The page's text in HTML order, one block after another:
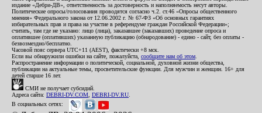
издание «Дебри-ДВ», ответственность за достоверность и наполняемость несут авторы.
Политические опросы/голосования проводятся согласно ч.2. ст.46 «Опросы общественного
мнения» Федерального закона от 12.06.2002 г. № 67-ФЗ «Об основных гарантиях
избирательных прав и права на участие в референдуме граждан Российской Федерации»;
считать, там где не указано: лицо (лица), заказавшее (заказавших) проведение опроса и
оплатившее (оплативших) указанную публикацию (обнародование) - едино - сайт, без оплаты -
безвозмездно/бесплатно.
Часовой пояс сервера UTC+11 (AEST), фактически +8 мск.
Если вы обнаружили ошибки на сайте, пожалуйста, сообщите нам об этом
Распространение информации о политической, социальной, духовной жизни общества,
публикации на актуальные темы, просветительские функции. Для мужчин и женщин. 16+ для
детей старше 16 лет.
СМИ не получает субсидий.
Адреса сайта: DEBRI-DV.COM DEBRI-DV.RU
В социальных сетях: